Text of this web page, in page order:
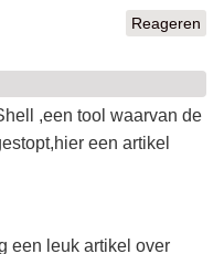
Reageren
,een tool waarvan de
een artikel
een leuk artikel over